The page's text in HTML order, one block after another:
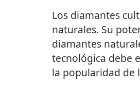
Los diamantes
naturales. Su
diamantes
tecnológica debe
la popularidad de